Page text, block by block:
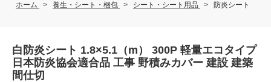
ホーム > 養生・シート・梱包 > シート・シート用品 > 防炎シート
白防炎シート 1.8×5.1（m） 300P 軽量エコタイプ
日本防炎協会適合品 工事 野積みカバー 建設 建築
間仕切